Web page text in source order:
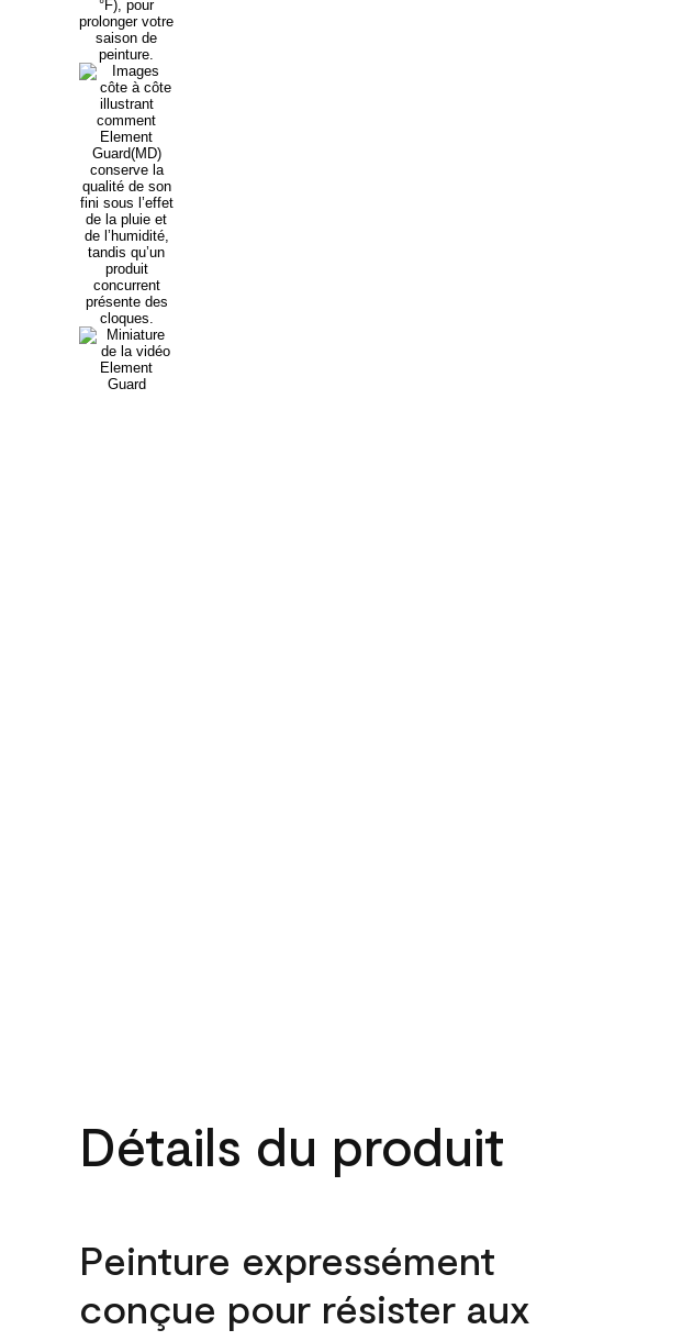
Détails du produit
Peinture expressément
conçue pour résister aux